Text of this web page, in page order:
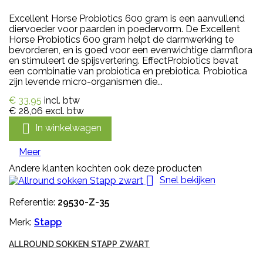
Excellent Horse Probiotics 600 gram is een aanvullend
diervoeder voor paarden in poedervorm. De Excellent
Horse Probiotics 600 gram helpt de darmwerking te
bevorderen, en is goed voor een evenwichtige darmflora
en stimuleert de spijsvertering. EffectProbiotics bevat
een combinatie van probiotica en prebiotica. Probiotica
zijn levende micro-organismen die...
€ 33,95 incl. btw
€ 28,06 excl. btw
 In winkelwagen
Meer
Andere klanten kochten ook deze producten

Snel bekijken
Referentie: 29530-Z-35
Merk: Stapp
ALLROUND SOKKEN STAPP ZWART